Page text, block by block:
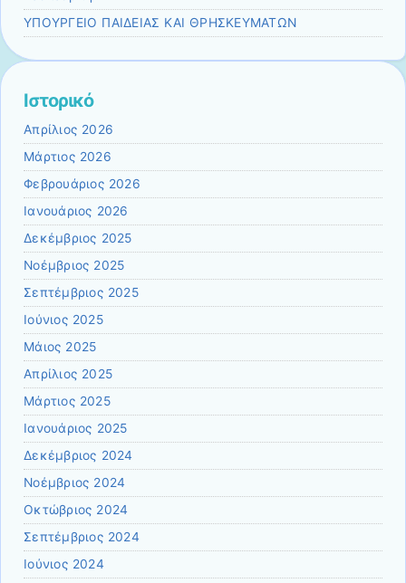
ΥΠΟΥΡΓΕΙΟ ΠΑΙΔΕΙΑΣ ΚΑΙ ΘΡΗΣΚΕΥΜΑΤΩΝ
Ιστορικό
Απρίλιος 2026
Μάρτιος 2026
Φεβρουάριος 2026
Ιανουάριος 2026
Δεκέμβριος 2025
Νοέμβριος 2025
Σεπτέμβριος 2025
Ιούνιος 2025
Μάιος 2025
Απρίλιος 2025
Μάρτιος 2025
Ιανουάριος 2025
Δεκέμβριος 2024
Νοέμβριος 2024
Οκτώβριος 2024
Σεπτέμβριος 2024
Ιούνιος 2024